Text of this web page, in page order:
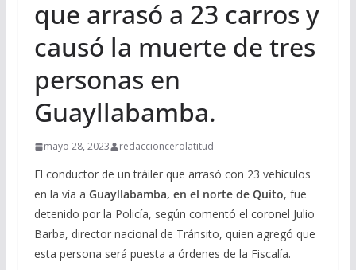
que arrasó a 23 carros y
causó la muerte de tres
personas en
Guayllabamba.
mayo 28, 2023 redaccioncerolatitud
El conductor de un tráiler que arrasó con 23 vehículos
en la vía a Guayllabamba, en el norte de Quito, fue
detenido por la Policía, según comentó el coronel Julio
Barba, director nacional de Tránsito, quien agregó que
esta persona será puesta a órdenes de la Fiscalía.